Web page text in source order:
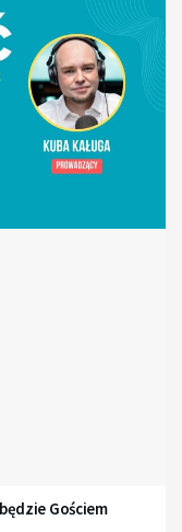
Gościem